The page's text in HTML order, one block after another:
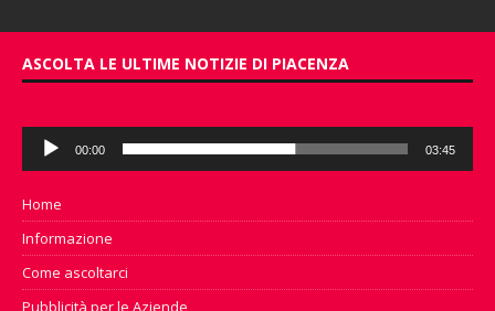
ASCOLTA LE ULTIME NOTIZIE DI PIACENZA
Audio
Player
00:00 03:45
Home
Informazione
Come ascoltarci